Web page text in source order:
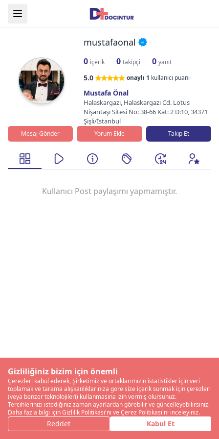
mustafaonal
0 içerik 0 takipçi 0 yanıt
5.0 onaylı 1 kullanıcı puanı
Mustafa Önal
Halaskargazi, Halaskargazi Cd. Lotus
Nişantaşı Sitesi No: 38-66 Kat: 2 D:10, 34371
Şişli/İstanbul
Mesaj Gönder Yorum Ekle Takip Et
Kullanıcı Post paylaşımı yapmamıştır.
Gizliliğiniz bizim için önemli
Çerezleri kabul ederek, Şirketimiz ve ortaklarımızın istatistikler için veri
toplamak ve tarama alışkanlıklarınıza göre size içerik sunmak için çerezleri
(veya benzer teknolojileri) kullanmasına izin vermiş olursunuz.
Tercihlerinizi istediğiniz zaman ayarlardan görebilir ve güncelleyebilirsiniz.
Daha fazla bilgi için Gizlilik Politikası'nı ve Çerez Politikası'nı inceleyiniz.
Reddet Kabul Et